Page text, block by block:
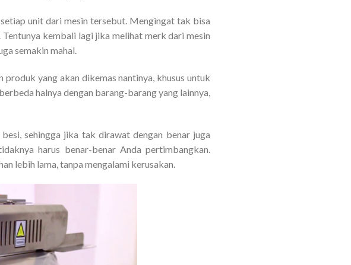
unit dari mesin tersebut. Mengingat tak bisa
kembali lagi jika melihat merk dari mesin
semakin mahal.
yang akan dikemas nantinya, khusus untuk
halnya dengan barang-barang yang lainnya,
sehingga jika tak dirawat dengan benar juga
harus benar-benar Anda pertimbangkan.
lebih lama, tanpa mengalami kerusakan.